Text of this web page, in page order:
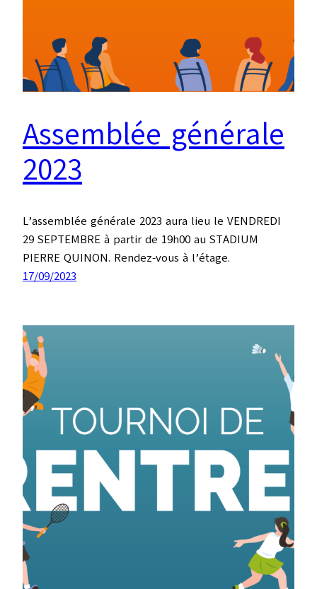
Assemblée générale
2023
L’assemblée générale 2023 aura lieu le VENDREDI
29 SEPTEMBRE à partir de 19h00 au STADIUM
PIERRE QUINON. Rendez-vous à l’étage.
17/09/2023